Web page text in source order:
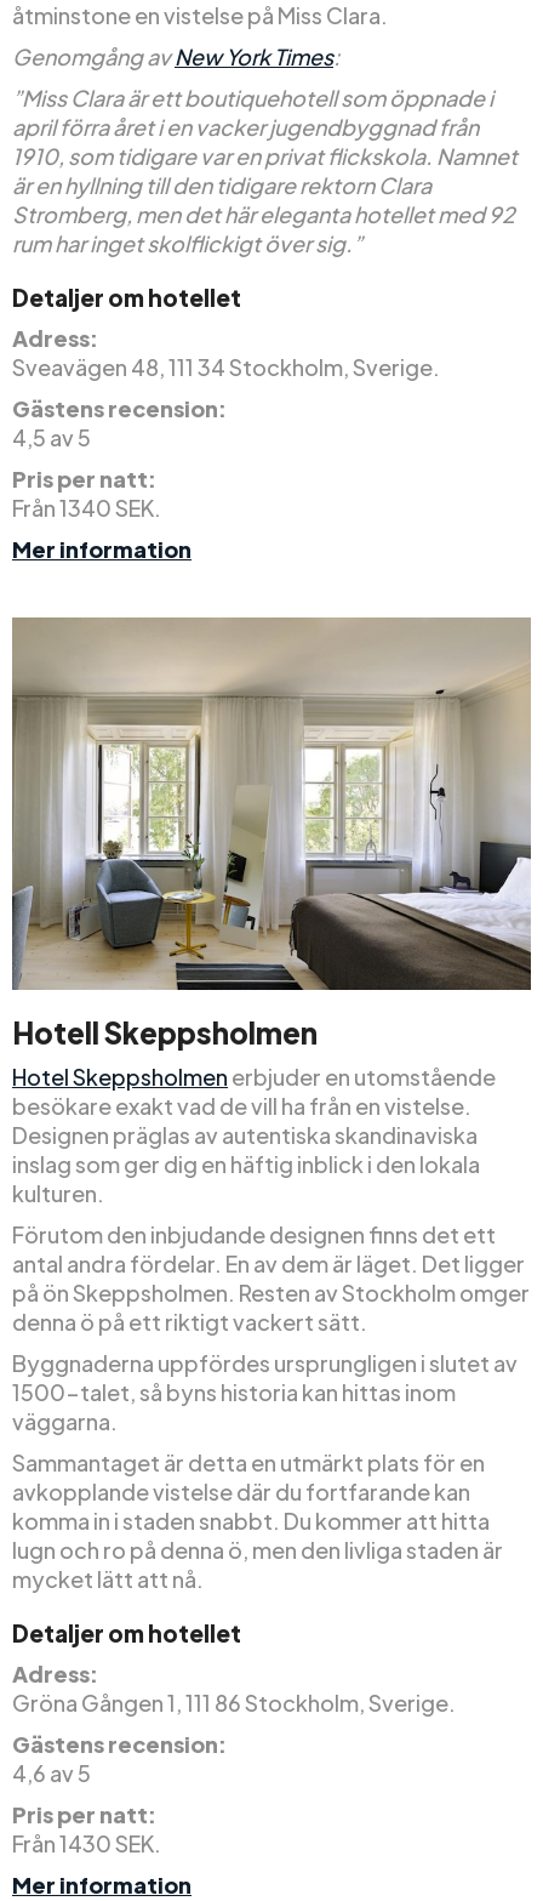
åtminstone en vistelse på Miss Clara.
Genomgång avNew York Times:
”Miss Clara är ett boutiquehotell som öppnade i
april förra året i en vacker jugendbyggnad från
1910, som tidigare var en privat flickskola. Namnet
är en hyllning till den tidigare rektorn Clara
Stromberg, men det här eleganta hotellet med 92
rum har inget skolflickigt över sig.”
Detaljer om hotellet
Adress:
Sveavägen 48, 111 34 Stockholm, Sverige.
Gästens recension:
4,5 av 5
Pris per natt:
Från 1340 SEK.
Mer information
Hotell Skeppsholmen
Hotel Skeppsholmen erbjuder en utomstående
besökare exakt vad de vill ha från en vistelse.
Designen präglas av autentiska skandinaviska
inslag som ger dig en häftig inblick i den lokala
kulturen.
Förutom den inbjudande designen finns det ett
antal andra fördelar. En av dem är läget. Det ligger
på ön Skeppsholmen. Resten av Stockholm omger
denna ö på ett riktigt vackert sätt.
Byggnaderna uppfördes ursprungligen i slutet av
1500-talet, så byns historia kan hittas inom
väggarna.
Sammantaget är detta en utmärkt plats för en
avkopplande vistelse där du fortfarande kan
komma in i staden snabbt. Du kommer att hitta
lugn och ro på denna ö, men den livliga staden är
mycket lätt att nå.
Detaljer om hotellet
Adress:
Gröna Gången 1, 111 86 Stockholm, Sverige.
Gästens recension:
4,6 av 5
Pris per natt:
Från 1430 SEK.
Mer information